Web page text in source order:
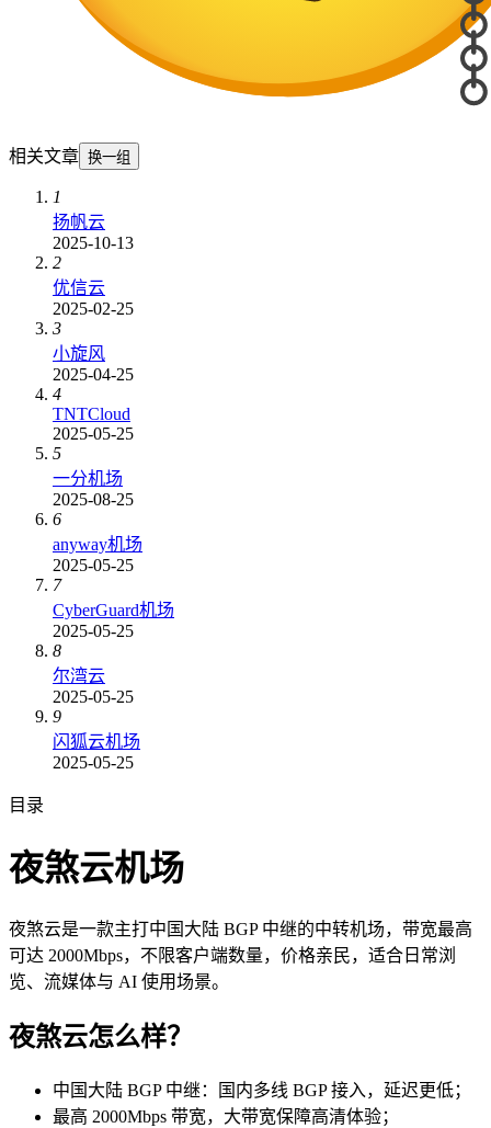
相关文章 换一组
1
扬帆云
2025-10-13
2
优信云
2025-02-25
3
小旋风
2025-04-25
4
TNTCloud
2025-05-25
5
一分机场
2025-08-25
6
anyway机场
2025-05-25
7
CyberGuard机场
2025-05-25
8
尔湾云
2025-05-25
9
闪狐云机场
2025-05-25
目录
夜煞云机场
夜煞云是一款主打中国大陆 BGP 中继的中转机场，带宽最高
可达 2000Mbps，不限客户端数量，价格亲民，适合日常浏
览、流媒体与 AI 使用场景。
夜煞云怎么样？
中国大陆 BGP 中继：国内多线 BGP 接入，延迟更低；
最高 2000Mbps 带宽，大带宽保障高清体验；